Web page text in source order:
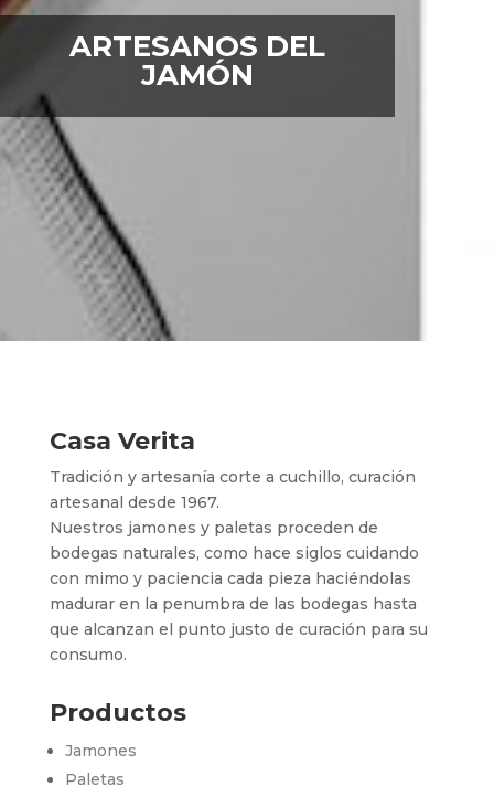
ARTESANOS DEL
JAMÓN
Casa Verita
Tradición y artesanía corte a cuchillo, curación
artesanal desde 1967.
Nuestros jamones y paletas proceden de
bodegas naturales, como hace siglos cuidando
con mimo y paciencia cada pieza haciéndolas
madurar en la penumbra de las bodegas hasta
que alcanzan el punto justo de curación para su
consumo.
Productos
Jamones
Paletas